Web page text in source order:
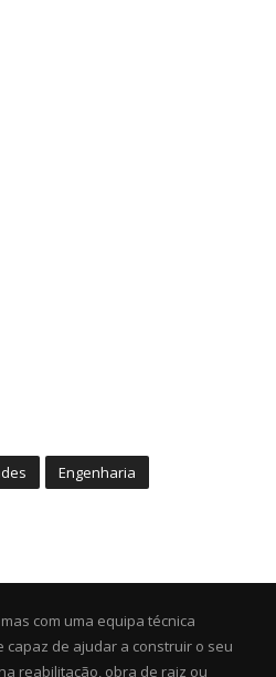
Engenharia
com uma equipa técnica
de ajudar a construir o seu
reabilitação, obra de raiz ou